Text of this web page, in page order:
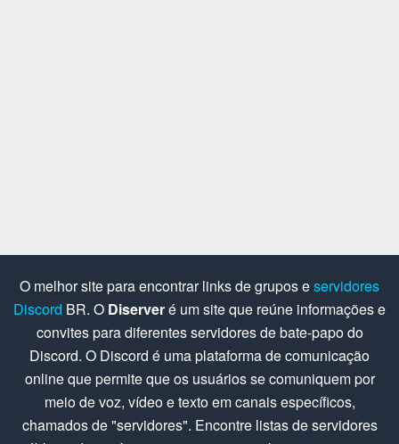
O melhor site para encontrar links de grupos eservidores
Discord BR. O Diserveré um site que reúne informações e
convites para diferentes servidores de bate-papo do
Discord. O Discord é uma plataforma de comunicação
online que permite que os usuários se comuniquem por
meio de voz, vídeo e texto em canais específicos,
chamados de "servidores". Encontre listas de servidores